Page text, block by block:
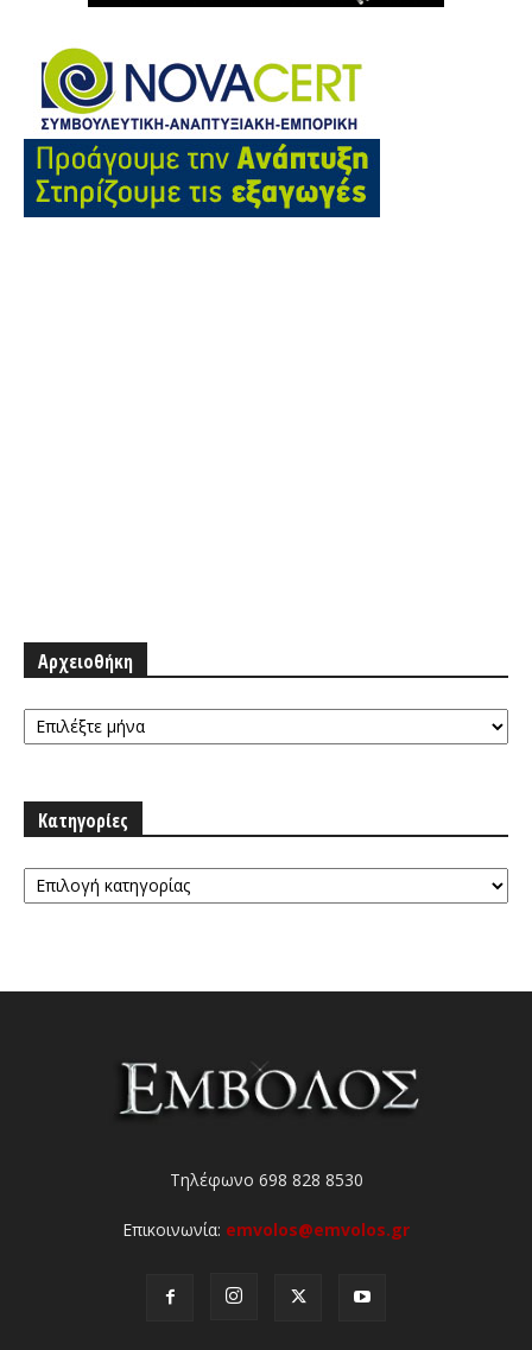
Αρχειοθήκη
Αρχειοθήκη
Κατηγορίες
Κατηγορίες
Τηλέφωνο 698 828 8530
Επικοινωνία: emvolos@emvolos.gr